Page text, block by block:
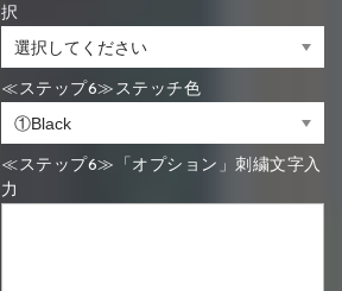
択
≪ステップ6≫ステッチ色
≪ステップ6≫「オプション」刺繍文字入
力